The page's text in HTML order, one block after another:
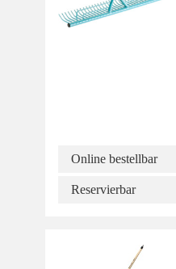
Online bestellbar
Reservierbar